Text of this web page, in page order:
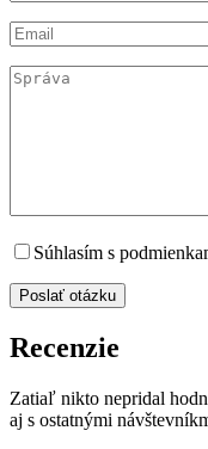
Súhlasím s
Recenzie
Zatiaľ nikto nepridal
aj s ostatnými